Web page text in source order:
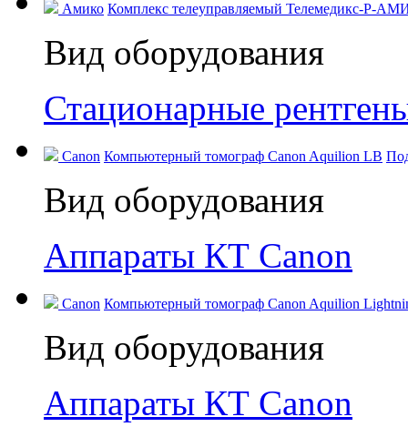
Амико Комплекс телеуправляемый Телемедикс-Р-
Вид оборудования
Стационарные
Canon Компьютерный томограф Canon Aquilion LB
Вид оборудования
Аппараты КТ Canon
Canon Компьютерный томограф Canon Aquilion
Вид оборудования
Аппараты КТ Canon